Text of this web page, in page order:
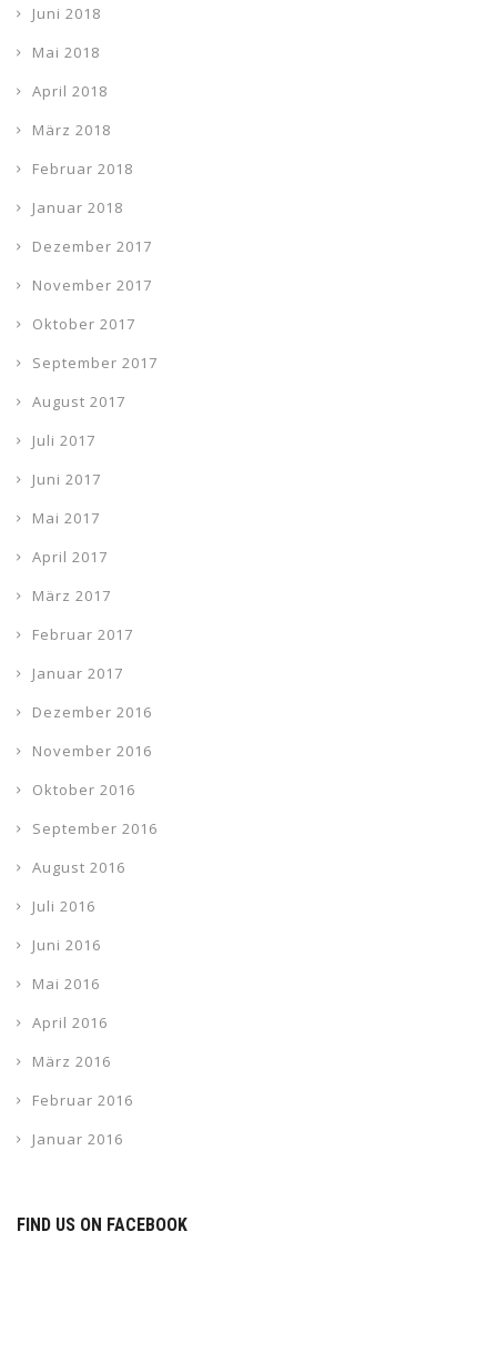
Juni 2018
Mai 2018
April 2018
März 2018
Februar 2018
Januar 2018
Dezember 2017
November 2017
Oktober 2017
September 2017
August 2017
Juli 2017
Juni 2017
Mai 2017
April 2017
März 2017
Februar 2017
Januar 2017
Dezember 2016
November 2016
Oktober 2016
September 2016
August 2016
Juli 2016
Juni 2016
Mai 2016
April 2016
März 2016
Februar 2016
Januar 2016
FIND US ON FACEBOOK